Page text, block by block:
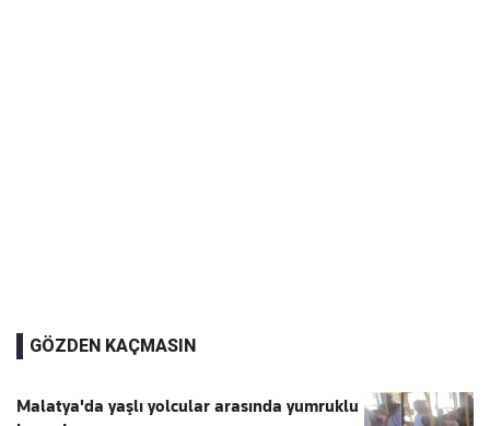
GÖZDEN KAÇMASIN
Malatya'da yaşlı yolcular arasında yumruklu